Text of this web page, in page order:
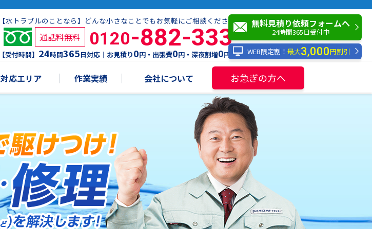
【水トラブルのことなら】どんな小さなことでもお気軽にご相談ください！
通話料無料 0120-882-333
【受付時間】 24時間365日対応｜お見積り0円・出張費0円・深夜割増0円
無料見積り依頼フォームへ
24時間365日受付中
WEB限定割！ 最大3,000円割引
対応エリア 作業実績 会社について お急ぎの方へ